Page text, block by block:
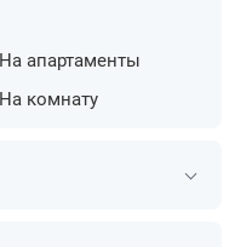
На апартаменты
На комнату